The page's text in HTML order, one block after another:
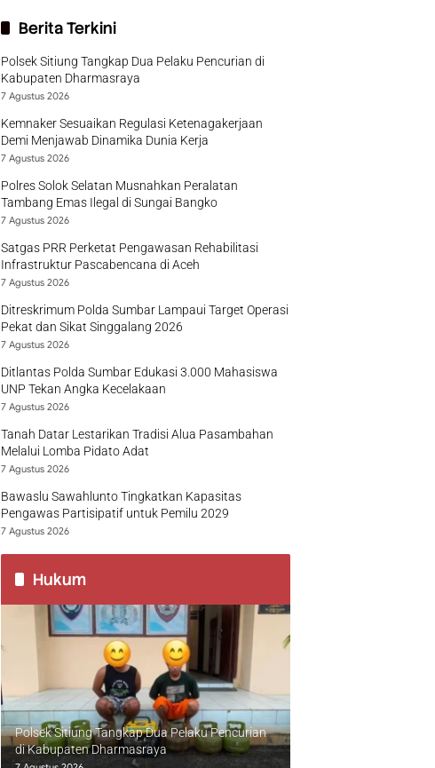
Berita Terkini
Polsek Sitiung Tangkap Dua Pelaku Pencurian di
Kabupaten Dharmasraya
7 Agustus 2026
Kemnaker Sesuaikan Regulasi Ketenagakerjaan
Demi Menjawab Dinamika Dunia Kerja
7 Agustus 2026
Polres Solok Selatan Musnahkan Peralatan
Tambang Emas Ilegal di Sungai Bangko
7 Agustus 2026
Satgas PRR Perketat Pengawasan Rehabilitasi
Infrastruktur Pascabencana di Aceh
7 Agustus 2026
Ditreskrimum Polda Sumbar Lampaui Target Operasi
Pekat dan Sikat Singgalang 2026
7 Agustus 2026
Ditlantas Polda Sumbar Edukasi 3.000 Mahasiswa
UNP Tekan Angka Kecelakaan
7 Agustus 2026
Tanah Datar Lestarikan Tradisi Alua Pasambahan
Melalui Lomba Pidato Adat
7 Agustus 2026
Bawaslu Sawahlunto Tingkatkan Kapasitas
Pengawas Partisipatif untuk Pemilu 2029
7 Agustus 2026
Hukum
Polsek Sitiung Tangkap Dua Pelaku Pencurian
di Kabupaten Dharmasraya